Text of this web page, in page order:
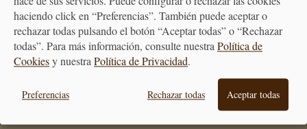
que se transformarán en vales
descuento
La forma más fácil de acertar
cuando quieras hacer un regalo
haciendo click en “Preferencias”. También puede aceptar o
rechazar todas pulsando el botón “Aceptar todas” o “Rechazar
todas”. Para más información, consulte nuestra Política de
Cookiesy nuestra Política de Privacidad.
Preferencias Rechazar todas Aceptar todas